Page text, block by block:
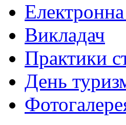
Електронна
Викладач
Практики
День